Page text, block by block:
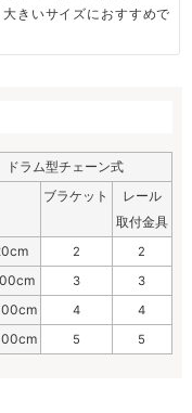
大きいサイズにおすすめで
ドラム型チェーン式
ブラケット
レール
取付金具
2 2
3 3
4 4
5 5